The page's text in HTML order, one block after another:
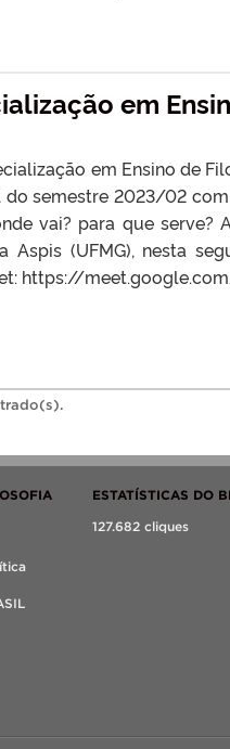
em
em Ensino de
semestre 2023/02
vai? para que serve?
Aspis (UFMG), nesta
https://
ESTATÍSTICAS DO
127.682 cliques